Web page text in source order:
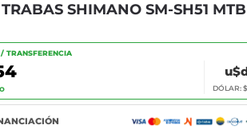
SHIMANO SM-SH51 MTB
TRANSFERENCIA
DÓLAR: